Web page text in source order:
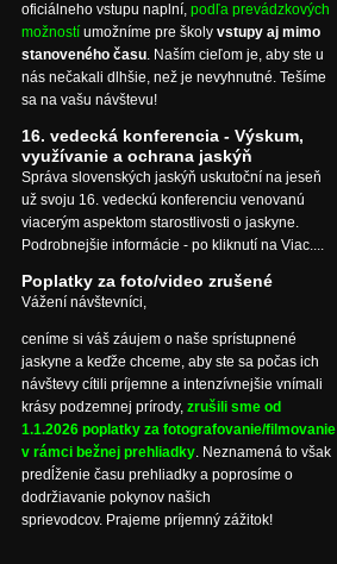
oficiálneho vstupu naplní, podľa prevádzkových
možností umožníme pre školy vstupy aj mimo
stanoveného času. Naším cieľom je, aby ste u
nás nečakali dlhšie, než je nevyhnutné. Tešíme
sa na vašu návštevu!
16. vedecká konferencia - Výskum,
využívanie a ochrana jaskýň
Správa slovenských jaskýň uskutoční na jeseň
už svoju 16. vedeckú konferenciu venovanú
viacerým aspektom starostlivosti o jaskyne.
Podrobnejšie informácie - po kliknutí na Viac....
Poplatky za foto/video zrušené
Vážení návštevníci,
ceníme si váš záujem o naše sprístupnené
jaskyne a keďže chceme, aby ste sa počas ich
návštevy cítili príjemne a intenzívnejšie vnímali
krásy podzemnej prírody, zrušili sme od
1.1.2026 poplatky za fotografovanie/filmovanie
v rámci bežnej prehliadky. Neznamená to však
predĺženie času prehliadky a poprosíme o
dodržiavanie pokynov našich
sprievodcov. Prajeme príjemný zážitok!